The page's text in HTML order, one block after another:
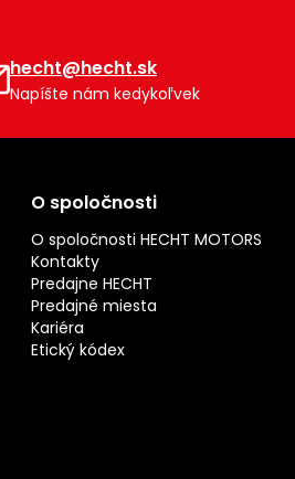
hecht@hecht.sk
Napíšte nám kedykoľvek
O spoločnosti
O spoločnosti HECHT MOTORS
Kontakty
Predajne HECHT
Predajné miesta
Kariéra
Etický kódex